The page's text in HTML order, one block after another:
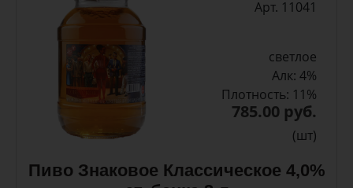
Арт. 11041
светлое
Алк: 4%
Плотность: 11%
785.00 руб.
(шт)
Пиво Знаковое Классическое 4,0%